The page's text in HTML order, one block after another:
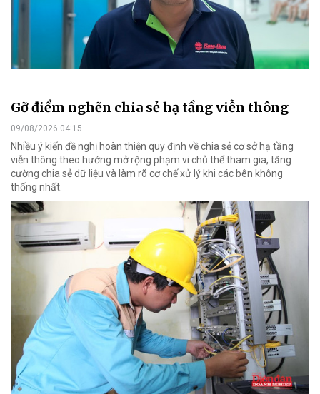
Gỡ điểm nghẽn chia sẻ hạ tầng viễn thông
09/08/2026 04:15
Nhiều ý kiến đề nghị hoàn thiện quy định về chia sẻ cơ sở hạ tầng
viễn thông theo hướng mở rộng phạm vi chủ thể tham gia, tăng
cường chia sẻ dữ liệu và làm rõ cơ chế xử lý khi các bên không
thống nhất.